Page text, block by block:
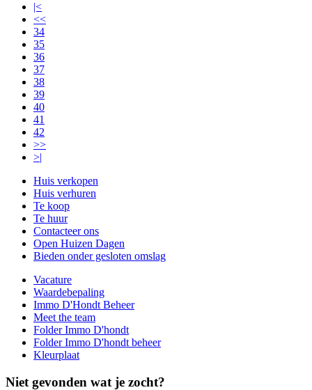
|<
<<
34
35
36
37
38
39
40
41
42
>>
>|
Huis verkopen
Huis verhuren
Te koop
Te huur
Contacteer ons
Open Huizen Dagen
Bieden onder gesloten omslag
Vacature
Waardebepaling
Immo D'Hondt Beheer
Meet the team
Folder Immo D'hondt
Folder Immo D'hondt beheer
Kleurplaat
Niet gevonden wat je zocht?